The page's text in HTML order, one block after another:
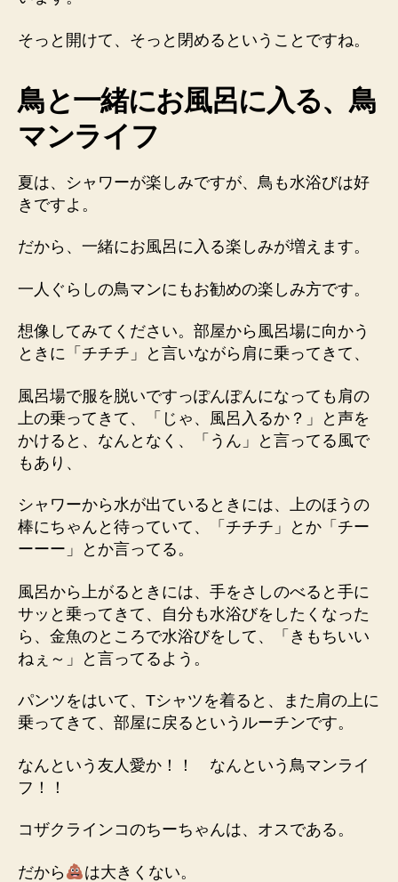
そっと開けて、そっと閉めるということですね。
鳥と一緒にお風呂に入る、鳥
マンライフ
夏は、シャワーが楽しみですが、鳥も水浴びは好
きですよ。
だから、一緒にお風呂に入る楽しみが増えます。
一人ぐらしの鳥マンにもお勧めの楽しみ方です。
想像してみてください。部屋から風呂場に向かう
ときに「チチチ」と言いながら肩に乗ってきて、
風呂場で服を脱いですっぽんぽんになっても肩の
上の乗ってきて、「じゃ、風呂入るか？」と声を
かけると、なんとなく、「うん」と言ってる風で
もあり、
シャワーから水が出ているときには、上のほうの
棒にちゃんと待っていて、「チチチ」とか「チー
ーーー」とか言ってる。
風呂から上がるときには、手をさしのべると手に
サッと乗ってきて、自分も水浴びをしたくなった
ら、金魚のところで水浴びをして、「きもちいい
ねぇ～」と言ってるよう。
パンツをはいて、Tシャツを着ると、また肩の上に
乗ってきて、部屋に戻るというルーチンです。
なんという友人愛か！！ なんという鳥マンライ
フ！！
コザクラインコのちーちゃんは、オスである。
だから は大きくない。